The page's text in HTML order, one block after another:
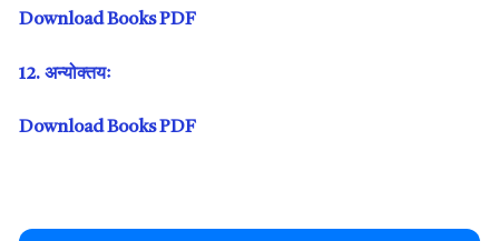
Download Books PDF
12. अन्योक्तयः
Download Books PDF